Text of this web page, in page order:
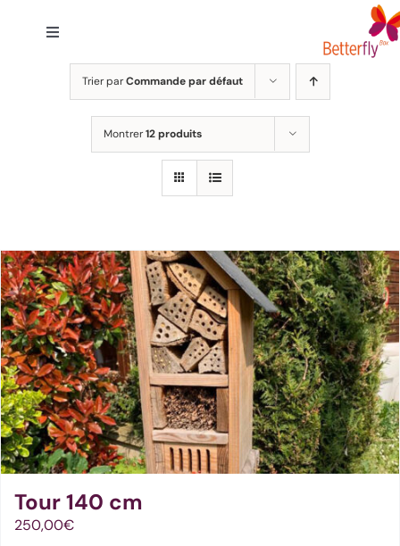
Toggle
Navigation
A Propos
FAQ
Trier parCommande par défaut
Montrer12 produits
Tour 140 cm
250,00€